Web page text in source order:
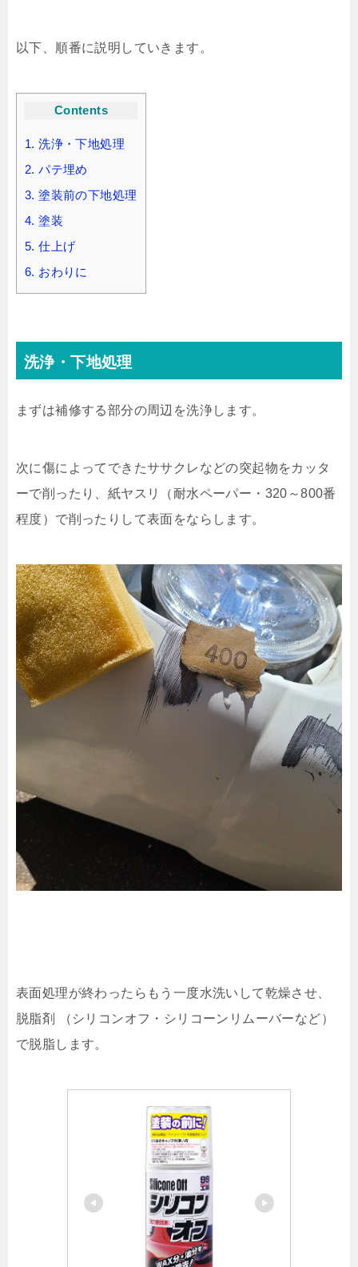
以下、順番に説明していきます。
Contents
1. 洗浄・下地処理
2. パテ埋め
3. 塗装前の下地処理
4. 塗装
5. 仕上げ
6. おわりに
洗浄・下地処理
まずは補修する部分の周辺を洗浄します。
次に傷によってできたササクレなどの突起物をカッタ
ーで削ったり、紙ヤスリ（耐水ペーパー・320～800番
程度）で削ったりして表面をならします。
表面処理が終わったらもう一度水洗いして乾燥させ、
脱脂剤 （シリコンオフ・シリコーンリムーバーなど）
で脱脂します。